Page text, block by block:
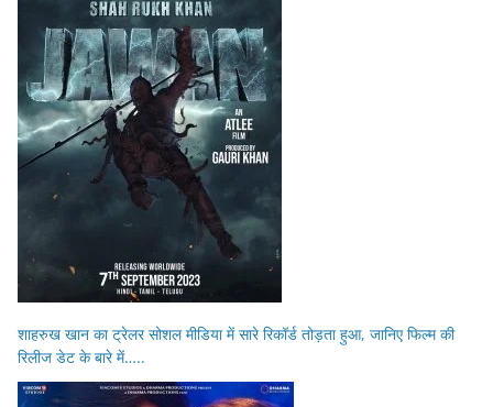
शाहरुख खान का ट्रेलर सोशल मीडिया में सारे रिकॉर्ड तोड़ता हुआ, जानिए फिल्म की
रिलीज डेट के बारे में…..